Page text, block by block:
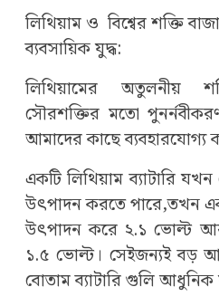
লিথিয়াম ও বিশ্বের শক্তি
ব্যবসায়িক যুদ্ধ:
লিথিয়ামের অতুলনীয়
সৌরশক্তির মতো
আমাদের কাছে ব্যবহারযোগ্য
একটি লিথিয়াম ব্যাটারি
উৎপাদন করতে পারে,তখন
উৎপাদন করে ২.১ ভোল্ট
১.৫ ভোল্ট। সেইজন্যই বড়
বোতাম ব্যাটারি গুলি আধুনিক